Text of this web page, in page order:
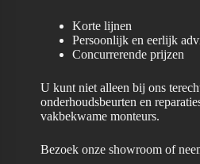
Korte lijnen
Persoonlijk en eerlijk
Concurrerende prijzen
U kunt niet alleen bij ons
onderhoudsbeurten en
vakbekwame monteurs.
Bezoek onze showroom of